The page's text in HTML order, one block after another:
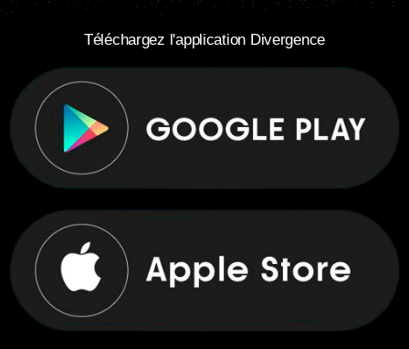
Téléchargez l'application Divergence